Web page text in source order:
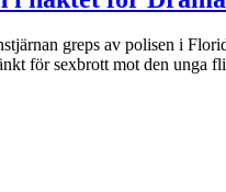
greps av polisen i
för sexbrott mot den unga